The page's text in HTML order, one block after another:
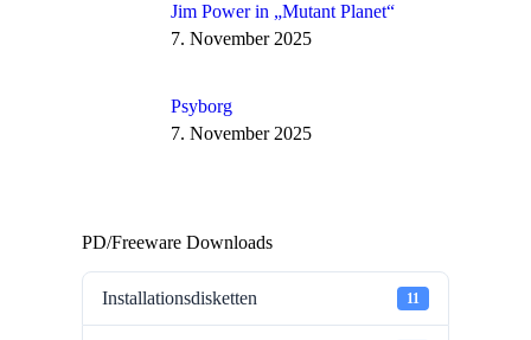
Jim Power in „Mutant Planet“
7. November 2025
Psyborg
7. November 2025
PD/Freeware Downloads
Installationsdisketten 11